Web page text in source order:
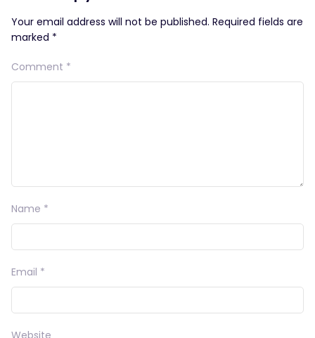
Your email address will not be published. Required fields are
marked *
Comment *
Name *
Email *